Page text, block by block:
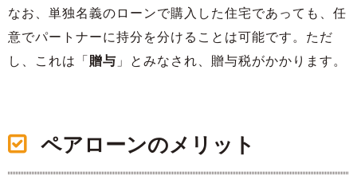
なお、単独名義のローンで購入した住宅であっても、任
意でパートナーに持分を分けることは可能です。ただ
し、これは「 贈与 」とみなされ、贈与税がかかります。
ペアローンのメリット